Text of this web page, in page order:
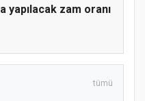
yapılacak zam oranı
tümü